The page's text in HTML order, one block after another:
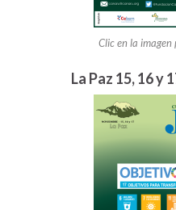
Clic en la imagen
La Paz 15, 16 y